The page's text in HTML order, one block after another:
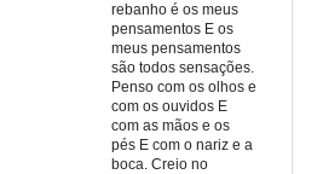
rebanho é os meus
pensamentos E os
meus pensamentos
são todos sensações.
Penso com os olhos e
com os ouvidos E
com as mãos e os
pés E com o nariz e a
boca. Creio no